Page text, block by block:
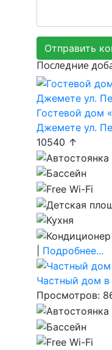
Последние
Гостевой дом
Джемете ул.
10540 ↑
Подробнее...
Частный дом в
Просмотров: